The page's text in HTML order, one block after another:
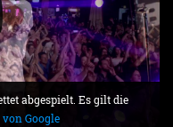
abgespielt. Es gilt die
Google